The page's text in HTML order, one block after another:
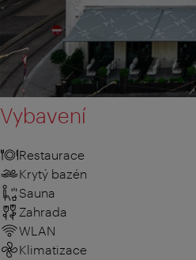
Vybavení
Restaurace
Krytý bazén
Sauna
Zahrada
WLAN
Klimatizace